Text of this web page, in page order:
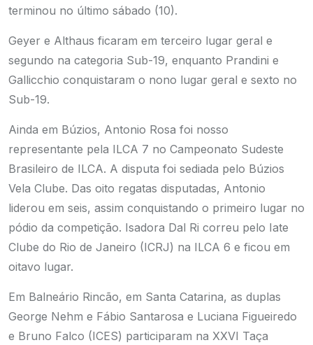
terminou no último sábado (10).
Geyer e Althaus ficaram em terceiro lugar geral e
segundo na categoria Sub-19, enquanto Prandini e
Gallicchio conquistaram o nono lugar geral e sexto no
Sub-19.
Ainda em Búzios, Antonio Rosa foi nosso
representante pela ILCA 7 no Campeonato Sudeste
Brasileiro de ILCA. A disputa foi sediada pelo Búzios
Vela Clube. Das oito regatas disputadas, Antonio
liderou em seis, assim conquistando o primeiro lugar no
pódio da competição. Isadora Dal Ri correu pelo Iate
Clube do Rio de Janeiro (ICRJ) na ILCA 6 e ficou em
oitavo lugar.
Em Balneário Rincão, em Santa Catarina, as duplas
George Nehm e Fábio Santarosa e Luciana Figueiredo
e Bruno Falco (ICES) participaram na XXVI Taça